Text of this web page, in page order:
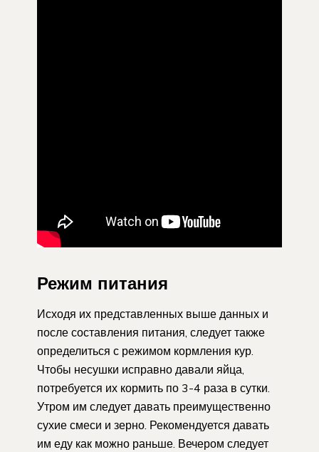
Режим питания
Исходя их представленных выше данных и
после составления питания, следует также
определиться с режимом кормления кур.
Чтобы несушки исправно давали яйца,
потребуется их кормить по 3-4 раза в сутки.
Утром им следует давать преимущественно
сухие смеси и зерно. Рекомендуется давать
им еду как можно раньше. Вечером следует